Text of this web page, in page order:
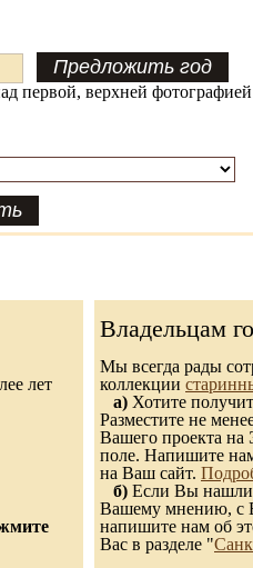
первой, верхней
лет
Владельцам
Мы всегда рады
коллекции
а) Хотите
Разместите не
Вашего проекта на
поле. Напишите
на Ваш сайт.
б) Если Вы нашли
Вашему мнению, с
напишите нам об
Вас в разделе "